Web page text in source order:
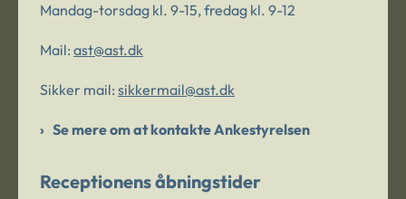
Mandag-torsdag kl. 9-15, fredag kl. 9-12
Mail: ast@ast.dk
Sikker mail: sikkermail@ast.dk
Se mere om at kontakte Ankestyrelsen
Receptionens åbningstider